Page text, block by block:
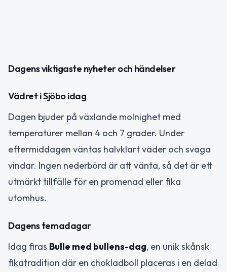
Dagens viktigaste nyheter och händelser
Vädret i Sjöbo idag
Dagen bjuder på växlande molnighet med
temperaturer mellan 4 och 7 grader. Under
eftermiddagen väntas halvklart väder och svaga
vindar. Ingen nederbörd är att vänta, så det är ett
utmärkt tillfälle för en promenad eller fika
utomhus.
Dagens temadagar
Idag firas Bulle med bullens-dag, en unik skånsk
fikatradition där en chokladboll placeras i en delad